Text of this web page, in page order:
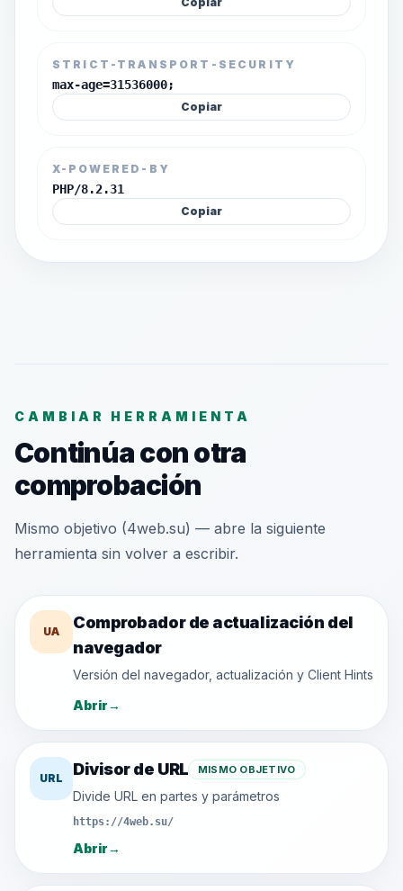
STRICT-TRANSPORT-SECURITY
max-age=31536000;
Copiar
X-POWERED-BY
PHP/8.2.31
Copiar
CAMBIAR HERRAMIENTA
Continúa con otra
comprobación
Mismo objetivo (4web.su) — abre la siguiente
herramienta sin volver a escribir.
UA
Comprobador de actualización del
navegador
Versión del navegador, actualización y Client Hints
Abrir→
URL Divisor de URL MISMO OBJETIVO
Divide URL en partes y parámetros
https://4web.su/
Abrir→